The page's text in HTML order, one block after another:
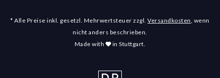
* Alle Preise inkl. gesetzl. Mehrwertsteuer zzgl.Versandkosten, wenn
nicht anders beschrieben.
Made with
in Stuttgart.